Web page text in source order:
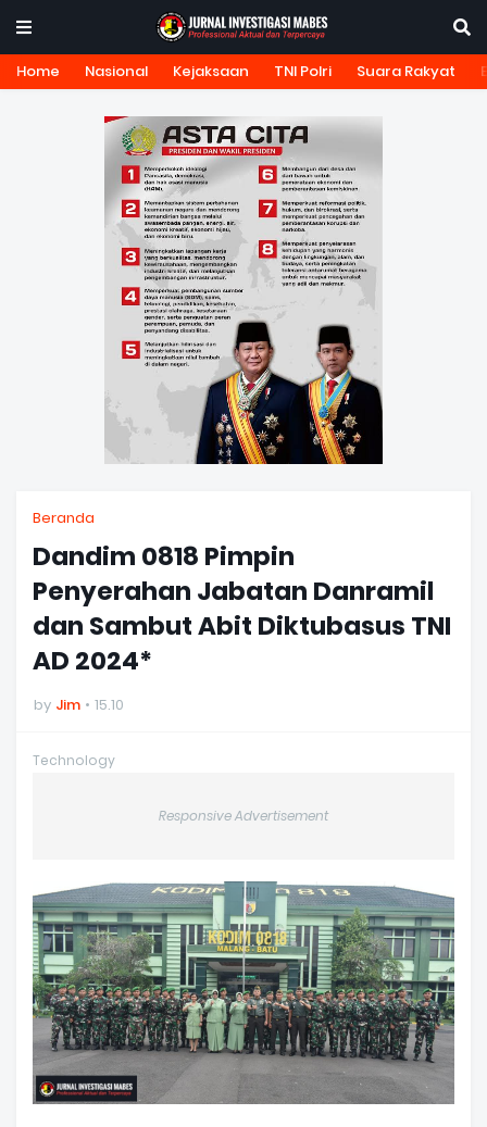
Home Nasional Kejaksaan TNI Polri Suara Rakyat
Beranda
Dandim 0818 Pimpin
Penyerahan Jabatan Danramil
dan Sambut Abit Diktubasus TNI
AD 2024*
by Jim 15.10
Technology
Responsive Advertisement